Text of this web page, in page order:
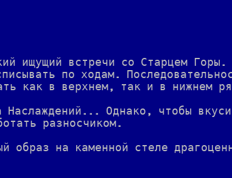
ищущий встречи со Старцем Горы.
по ходам.
как в верхнем, так и в нижнем
Наслаждений... Однако, чтобы
разносчиком.
образ на каменной стеле